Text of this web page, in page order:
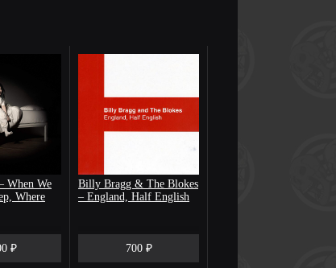
When We
Where
₽
Billy Bragg & The Blokes
– England, Half English
700 ₽